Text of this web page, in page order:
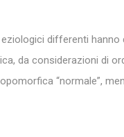
differenti
da considerazioni di
“normale”,